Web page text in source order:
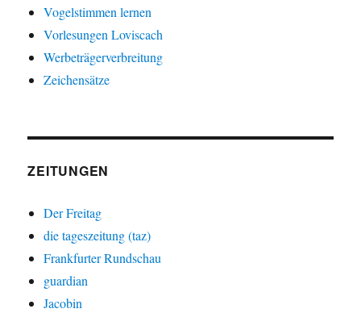
Vogelstimmen lernen
Vorlesungen Loviscach
Werbeträgerverbreitung
Zeichensätze
ZEITUNGEN
Der Freitag
die tageszeitung (taz)
Frankfurter Rundschau
guardian
Jacobin